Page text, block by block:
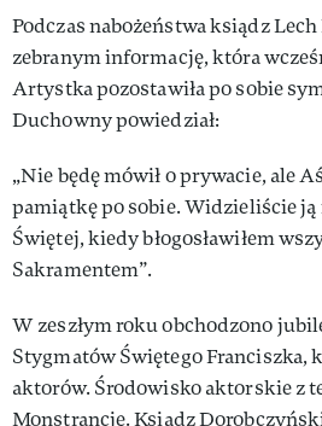
Podczas nabożeństwa ksiądz
zebranym informację, która
Artystka pozostawiła po sobie
Duchowny powiedział:
„Nie będę mówił o prywacie, ale
pamiątkę po sobie. Widzieliście
Świętej, kiedy błogosławiłem
Sakramentem”.
W zeszłym roku obchodzono
Stygmatów Świętego Franciszka,
aktorów. Środowisko aktorskie z
Monstrancję. Ksiądz